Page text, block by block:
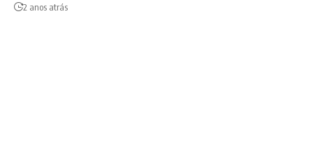
2 anos atrás